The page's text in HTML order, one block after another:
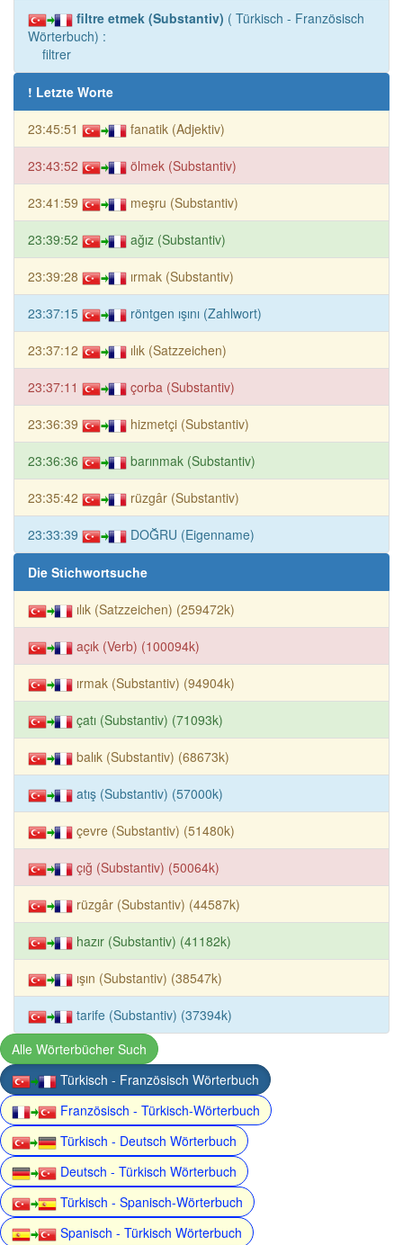
filtre etmek (Substantiv) ( Türkisch - Französisch
Wörterbuch) :
filtrer
! Letzte Worte
23:45:51 fanatik (Adjektiv)
23:43:52 ölmek (Substantiv)
23:41:59 meşru (Substantiv)
23:39:52 ağız (Substantiv)
23:39:28 ırmak (Substantiv)
23:37:15 röntgen ışını (Zahlwort)
23:37:12 ılık (Satzzeichen)
23:37:11 çorba (Substantiv)
23:36:39 hizmetçi (Substantiv)
23:36:36 barınmak (Substantiv)
23:35:42 rüzgâr (Substantiv)
23:33:39 DOĞRU (Eigenname)
Die Stichwortsuche
ılık (Satzzeichen) (259472k)
açık (Verb) (100094k)
ırmak (Substantiv) (94904k)
çatı (Substantiv) (71093k)
balık (Substantiv) (68673k)
atış (Substantiv) (57000k)
çevre (Substantiv) (51480k)
çığ (Substantiv) (50064k)
rüzgâr (Substantiv) (44587k)
hazır (Substantiv) (41182k)
ışın (Substantiv) (38547k)
tarife (Substantiv) (37394k)
Alle Wörterbücher Such
Türkisch - Französisch Wörterbuch
Französisch - Türkisch-Wörterbuch
Türkisch - Deutsch Wörterbuch
Deutsch - Türkisch Wörterbuch
Türkisch - Spanisch-Wörterbuch
Spanisch - Türkisch Wörterbuch